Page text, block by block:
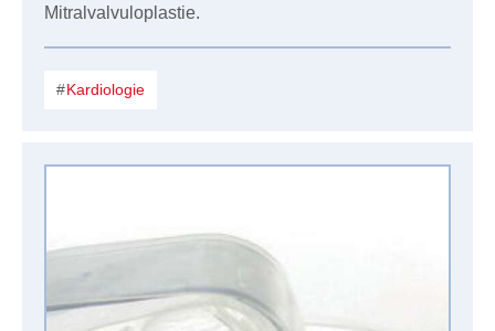
Mitralvalvuloplastie.
Kardiologie